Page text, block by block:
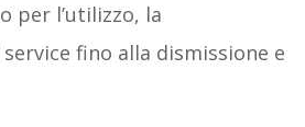
per l’utilizzo, la
fino alla dismissione e